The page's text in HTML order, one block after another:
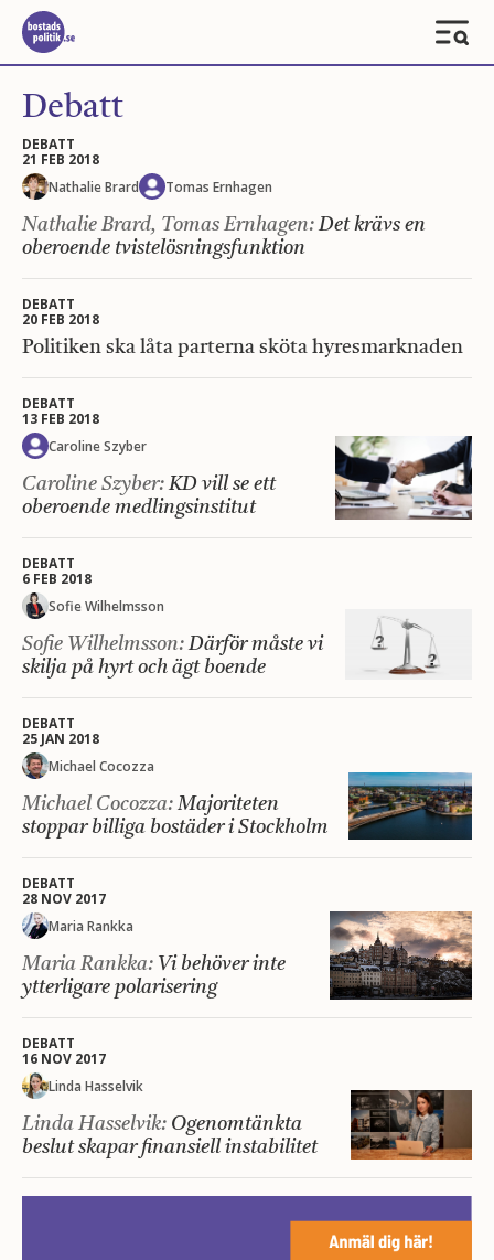
Debatt
DEBATT
21 FEB 2018
Nathalie Brard
Tomas Ernhagen
Nathalie Brard, Tomas Ernhagen: Det krävs en
oberoende tvistelösningsfunktion
DEBATT
20 FEB 2018
Politiken ska låta parterna sköta hyresmarknaden
DEBATT
13 FEB 2018
Caroline Szyber
Caroline Szyber: KD vill se ett
oberoende medlingsinstitut
DEBATT
6 FEB 2018
Sofie Wilhelmsson
Sofie Wilhelmsson: Därför måste vi
skilja på hyrt och ägt boende
DEBATT
25 JAN 2018
Michael Cocozza
Michael Cocozza: Majoriteten
stoppar billiga bostäder i Stockholm
DEBATT
28 NOV 2017
Maria Rankka
Maria Rankka: Vi behöver inte
ytterligare polarisering
DEBATT
16 NOV 2017
Linda Hasselvik
Linda Hasselvik: Ogenomtänkta
beslut skapar finansiell instabilitet